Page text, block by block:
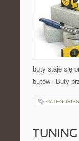
buty staje się
butów i Buty